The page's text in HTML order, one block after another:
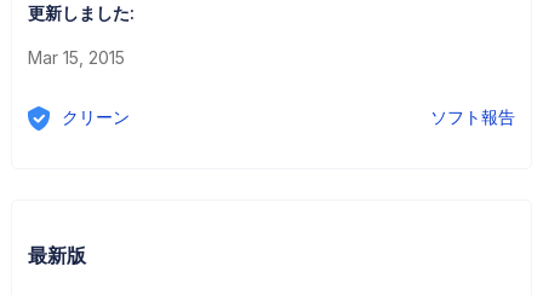
更新しました:
Mar 15, 2015
クリーン ソフト報告
最新版